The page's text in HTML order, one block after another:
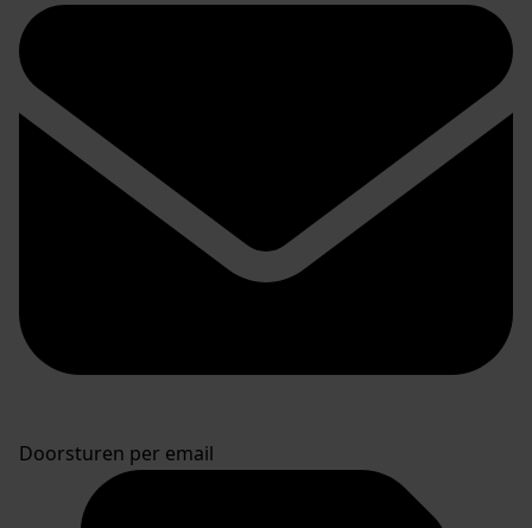
Doorsturen per email